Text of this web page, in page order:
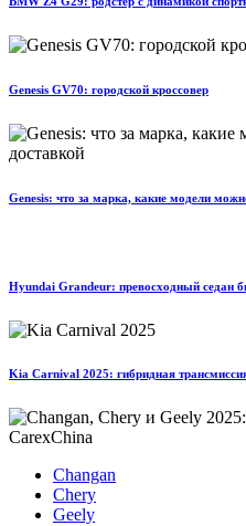
Genesis GV70: городской кроссовер
Genesis: что за марка, какие модели
Hyundai Grandeur: превосходный седан
Kia Carnival 2025: гибридная
Changan
Chery
Geely